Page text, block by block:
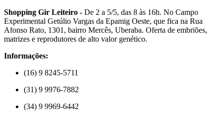
Shopping Gir Leiteiro - De 2 a 5/5, das 8 às 16h. No Campo
Experimental Getúlio Vargas da Epamig Oeste, que fica na Rua
Afonso Rato, 1301, bairro Mercês, Uberaba. Oferta de embriões,
matrizes e reprodutores de alto valor genético.
Informações:
(16) 9 8245-5711
(31) 9 9976-7882
(34) 9 9969-6442